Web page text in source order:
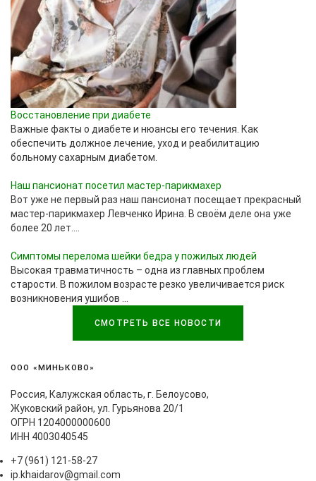
Восстановление при диабете
Важные факты о диабете и нюансы его течения. Как
обеспечить должное лечение, уход и реабилитацию
больному сахарным диабетом.
Наш пансионат посетил мастер-парикмахер
Вот уже не первый раз наш пансионат посещает прекрасный
мастер-парикмахер Левченко Ирина. В своём деле она уже
более 20 лет....
Симптомы перелома шейки бедра у пожилых людей
Высокая травматичность – одна из главных проблем
старости. В пожилом возрасте резко увеличивается риск
возникновения ушибов …
СМОТРЕТЬ ВСЕ НОВОСТИ
ООО «МИНЬКОВО»
Россия, Калужская область, г. Белоусово,
Жуковский район, ул. Гурьянова 20/1
ОГРН 1204000000600
ИНН 4003040545
+7 (961) 121-58-27
ip.khaidarov@gmail.com